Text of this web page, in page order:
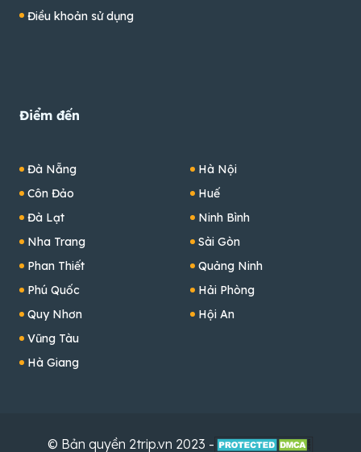
Điều khoản sử dụng
Điểm đến
Đà Nẵng
Côn Đảo
Đà Lạt
Nha Trang
Phan Thiết
Phú Quốc
Quy Nhơn
Vũng Tàu
Hà Giang
Hà Nội
Huế
Ninh Bình
Sài Gòn
Quảng Ninh
Hải Phòng
Hội An
© Bản quyền 2trip.vn 2023 -